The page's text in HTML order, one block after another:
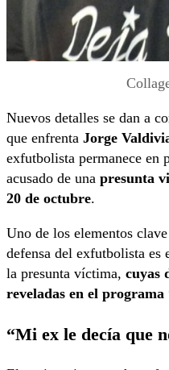
Nuevos detalles se dan a
que enfrenta Jorge
exfutbolista permanece en
acusado de una presunta
20 de octubre.
Uno de los elementos
defensa del exfutbolista es
la presunta víctima, cuyas
reveladas en el
“Mi ex le decía que